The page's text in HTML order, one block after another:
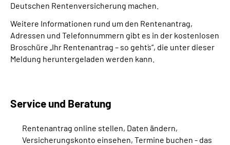
Mein Kundenportal
Deutschen Rentenversicherung machen.
Weitere Informationen rund um den Rentenantrag,
Adressen und Telefonnummern gibt es in der kostenlosen
Broschüre „Ihr Rentenantrag – so geht´s“, die unter dieser
Meldung heruntergeladen werden kann.
Service und Beratung
Rentenantrag online stellen, Daten ändern,
Versicherungskonto einsehen, Termine buchen - das